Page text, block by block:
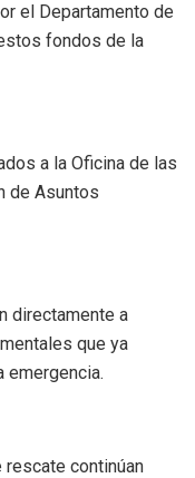
el Departamento de
fondos de la
a la Oficina de las
de Asuntos
directamente a
que ya
emergencia.
continúan